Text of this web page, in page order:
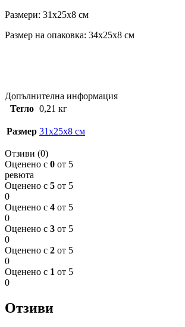
Размери: 31x25x8 см
Размер на опаковка: 34x25x8 см
Допълнителна информация
Тегло 0,21 кг
Размер 31x25x8 см
Отзиви (0)
Оценено с 0 от 5
ревюта
Оценено с 5 от 5
0
Оценено с 4 от 5
0
Оценено с 3 от 5
0
Оценено с 2 от 5
0
Оценено с 1 от 5
0
Отзиви